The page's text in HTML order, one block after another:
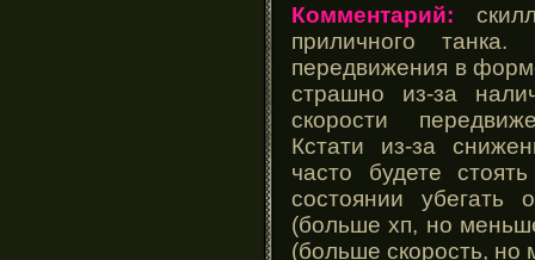
Комментарий:
приличного
передвижения в
страшно из-за
скорости
Кстати из-за
часто будете
состоянии
(больше хп, но
(больше скорость, но